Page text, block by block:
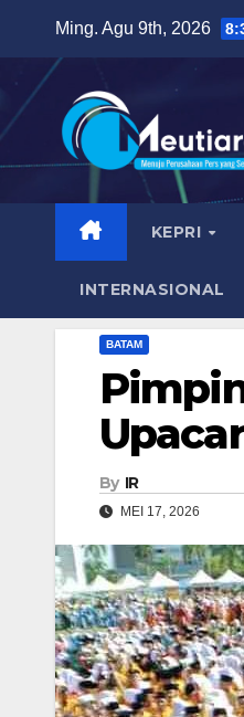
content
Ming. Agu 9th, 2026
KEPRI
INTERNASIONAL
BATAM
By IR
MEI 17, 2026